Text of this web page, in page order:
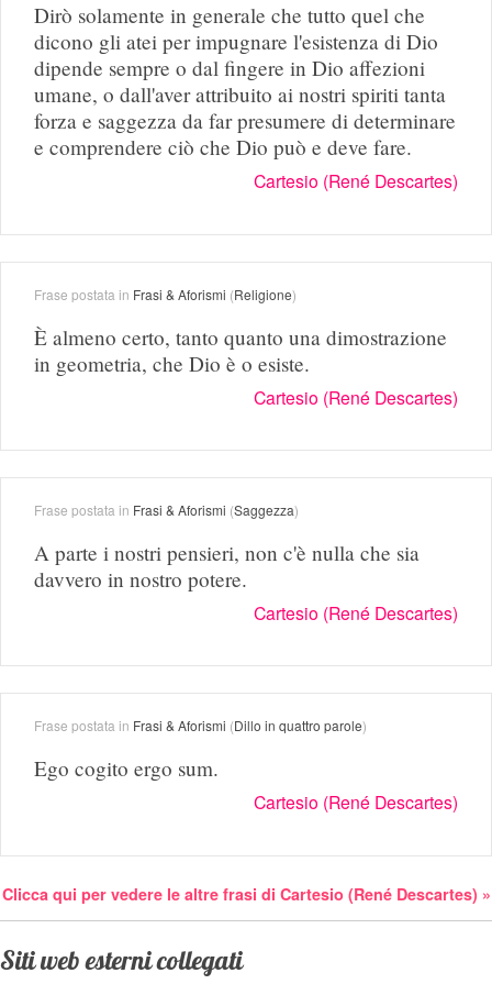
Dirò solamente in generale che tutto quel che
dicono gli atei per impugnare l'esistenza di Dio
dipende sempre o dal fingere in Dio affezioni
umane, o dall'aver attribuito ai nostri spiriti tanta
forza e saggezza da far presumere di determinare
e comprendere ciò che Dio può e deve fare.
Cartesio (René Descartes)
Frase postata in Frasi & Aforismi (Religione)
È almeno certo, tanto quanto una dimostrazione
in geometria, che Dio è o esiste.
Cartesio (René Descartes)
Frase postata in Frasi & Aforismi (Saggezza)
A parte i nostri pensieri, non c'è nulla che sia
davvero in nostro potere.
Cartesio (René Descartes)
Frase postata in Frasi & Aforismi (Dillo in quattro parole)
Ego cogito ergo sum.
Cartesio (René Descartes)
Clicca qui per vedere le altre frasi di Cartesio (René Descartes) »
Siti web esterni collegati